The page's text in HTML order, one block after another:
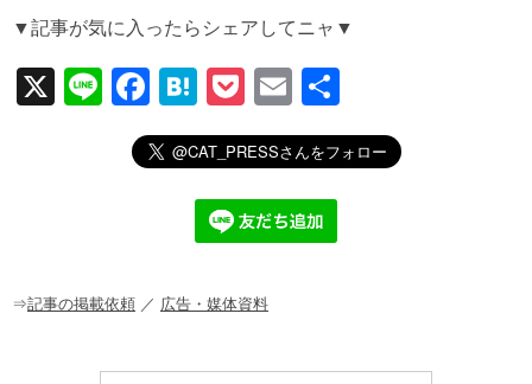
▼記事が気に入ったらシェアしてニャ▼
X
Li
F
a
c
o
H
at
e
n
a
P
o
ck
et
E
m
ail
有
⇒記事の掲載依頼 ／ 広告・媒体資料